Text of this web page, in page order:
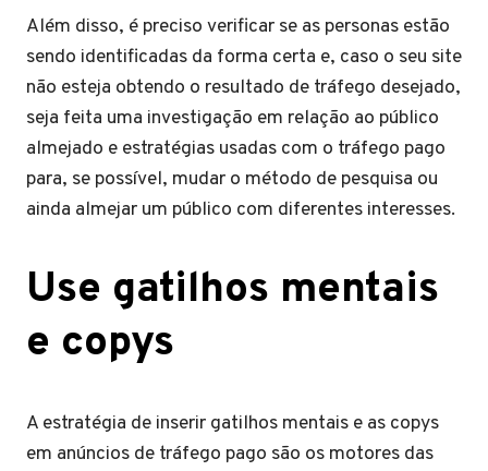
Além disso, é preciso verificar se as personas estão
sendo identificadas da forma certa e, caso o seu site
não esteja obtendo o resultado de tráfego desejado,
seja feita uma investigação em relação ao público
almejado e estratégias usadas com o tráfego pago
para, se possível, mudar o método de pesquisa ou
ainda almejar um público com diferentes interesses.
Use gatilhos mentais
e copys
A estratégia de inserir gatilhos mentais e as copys
em anúncios de tráfego pago são os motores das